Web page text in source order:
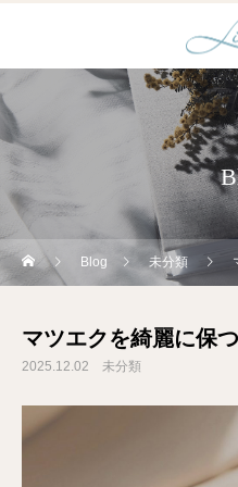
Blog 未分類
マツエクを綺麗に保
2025.12.02 未分類